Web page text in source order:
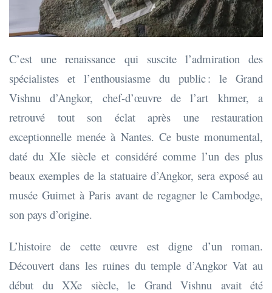
C’est une renaissance qui suscite l’admiration des
spécialistes et l’enthousiasme du public : le Grand
Vishnu d’Angkor, chef-d’œuvre de l’art khmer, a
retrouvé tout son éclat après une restauration
exceptionnelle menée à Nantes. Ce buste monumental,
daté du XIe siècle et considéré comme l’un des plus
beaux exemples de la statuaire d’Angkor, sera exposé au
musée Guimet à Paris avant de regagner le Cambodge,
son pays d’origine.
L’histoire de cette œuvre est digne d’un roman.
Découvert dans les ruines du temple d’Angkor Vat au
début du XXe siècle, le Grand Vishnu avait été